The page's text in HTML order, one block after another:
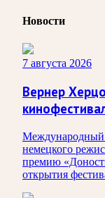
Новости
7 августа 2026
Вернер
Международный
немецкого
премию
открытия